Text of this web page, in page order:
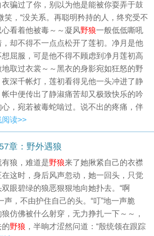
衣骗过了你，别以为他是能被你耍弄于鼓
笑，“没关系。再聪明矜持的人，终究受不
看着他被毒～～凝风野狼一般低低嘶吼
却不得不一点点松开了莲初。净月是他
屈服，可是他不得不顾虑到净月莲初高
取过衣裳～～黑衣的身影宛如狂怒的野
深千帐灯，莲初看得见他一头冲进了静
中便传出了静淑痛苦却又极致快乐的吟
，宛若被毒蛇啮过。说不出的疼痛，伴
阅读>>
章：野外遇狼
狼，难道是野狼来了她揪紧自己的衣襟
这时，身后风声忽动，她一回头，只觉
眼碧绿的狼恶狠狠地向她扑去。“啊
，不由护住自己的头。“叮”地一声脆
仿佛被什么射穿，无力挣扎一下～～，
的野狼 ，半晌才涩然问道：“殷统领在跟踪